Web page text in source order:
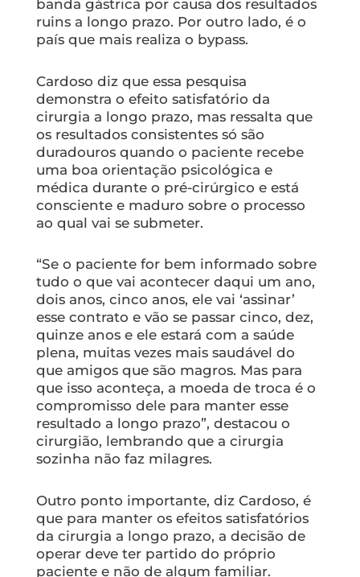
banda gástrica por causa dos resultados
ruins a longo prazo. Por outro lado, é o
país que mais realiza o bypass.
Cardoso diz que essa pesquisa
demonstra o efeito satisfatório da
cirurgia a longo prazo, mas ressalta que
os resultados consistentes só são
duradouros quando o paciente recebe
uma boa orientação psicológica e
médica durante o pré-cirúrgico e está
consciente e maduro sobre o processo
ao qual vai se submeter.
“Se o paciente for bem informado sobre
tudo o que vai acontecer daqui um ano,
dois anos, cinco anos, ele vai ‘assinar’
esse contrato e vão se passar cinco, dez,
quinze anos e ele estará com a saúde
plena, muitas vezes mais saudável do
que amigos que são magros. Mas para
que isso aconteça, a moeda de troca é o
compromisso dele para manter esse
resultado a longo prazo”, destacou o
cirurgião, lembrando que a cirurgia
sozinha não faz milagres.
Outro ponto importante, diz Cardoso, é
que para manter os efeitos satisfatórios
da cirurgia a longo prazo, a decisão de
operar deve ter partido do próprio
paciente e não de algum familiar.